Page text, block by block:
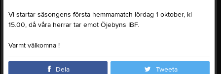
Vi startar säsongens första hemmamatch lördag 1 oktober, kl
15.00, då våra herrar tar emot Öjebyns IBF.
Varmt välkomna !
Dela Tweeta